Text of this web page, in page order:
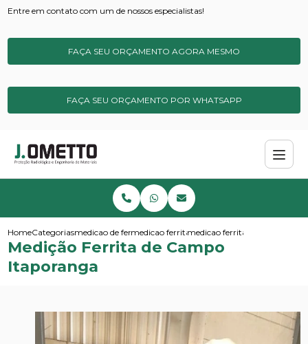
Entre em contato com um de nossos especialistas!
FAÇA SEU ORÇAMENTO AGORA MESMO
FAÇA SEU ORÇAMENTO POR WHATSAPP
HomeCategoriasmedicao de ferritamedicao ferrita de campomedicao ferrita de campo
Medição Ferrita de Campo
Itaporanga